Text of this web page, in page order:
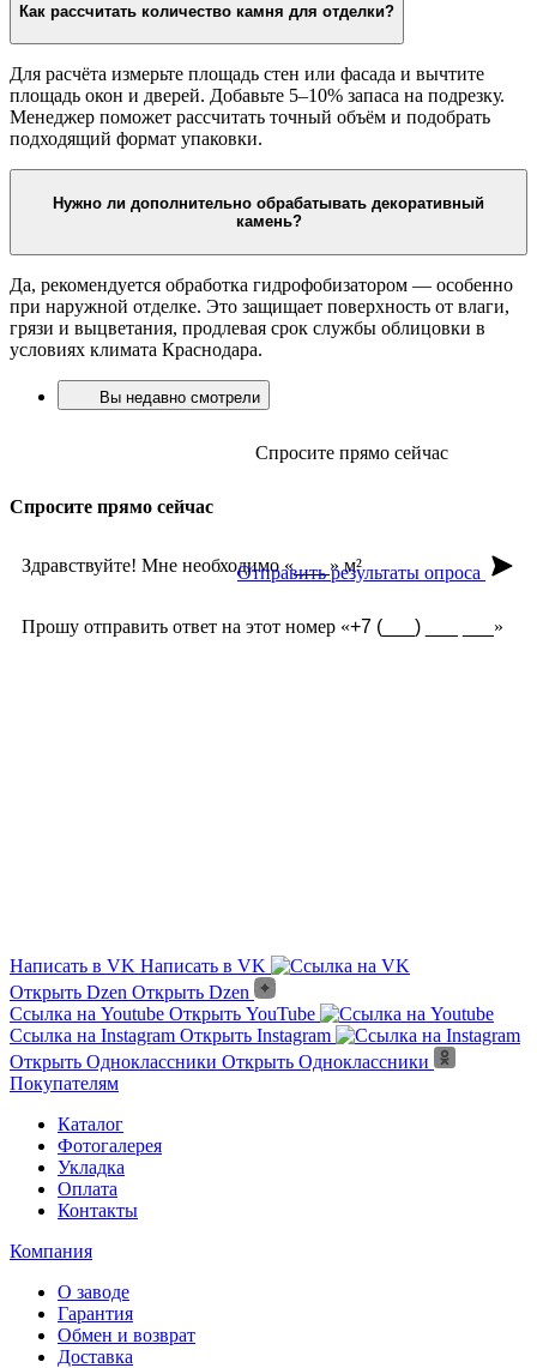
Как рассчитать количество камня для отделки?
Для расчёта измерьте площадь стен или фасада и вычтите
площадь окон и дверей. Добавьте 5–10% запаса на подрезку.
Менеджер поможет рассчитать точный объём и подобрать
подходящий формат упаковки.
Нужно ли дополнительно обрабатывать декоративный
камень?
Да, рекомендуется обработка гидрофобизатором — особенно
при наружной отделке. Это защищает поверхность от влаги,
грязи и выцветания, продлевая срок службы облицовки в
условиях климата Краснодара.
Вы недавно смотрели
Спросите прямо сейчас
Спросите прямо сейчас
Здравствуйте! Мне необходимо « » м²
Прошу отправить ответ на этот номер « »
Отправить результаты опроса
Написать в VK Написать в VK
Открыть Dzen Открыть Dzen
Ссылка на Youtube Открыть YouTube
Ссылка на Instagram Открыть Instagram
Открыть Одноклассники Открыть Одноклассники
Покупателям
Каталог
Фотогалерея
Укладка
Оплата
Контакты
Компания
О заводе
Гарантия
Обмен и возврат
Доставка